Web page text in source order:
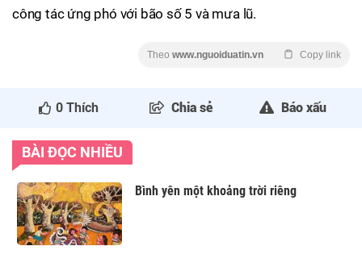
công tác ứng phó với bão số 5 và mưa lũ.
Theo www.nguoiduatin.vn Copy link
0 Thích Chia sẻ Báo xấu
BÀI ĐỌC NHIỀU
Bình yên một khoảng trời riêng